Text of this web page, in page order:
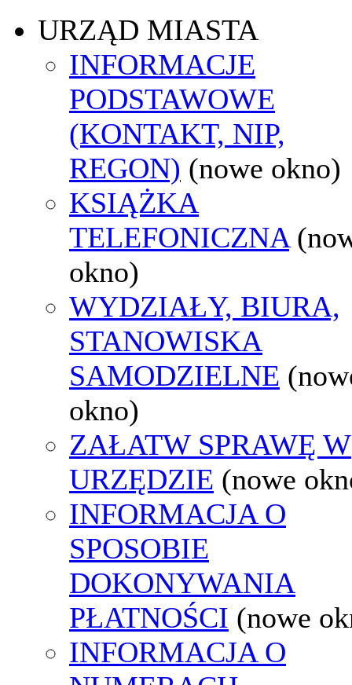
URZĄD MIASTA
INFORMACJE
PODSTAWOWE
(KONTAKT, NIP,
REGON) (nowe okno)
KSIĄŻKA
TELEFONICZNA
okno)
WYDZIAŁY, BIURA,
STANOWISKA
SAMODZIELNE
okno)
ZAŁATW SPRAWĘ W
URZĘDZIE (nowe
INFORMACJA O
SPOSOBIE
DOKONYWANIA
PŁATNOŚCI (nowe
INFORMACJA O